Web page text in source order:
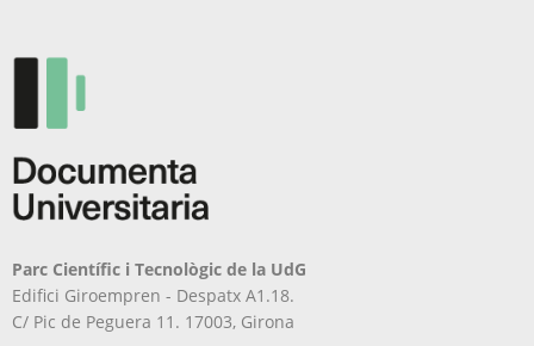
Parc Científic i Tecnològic de la UdG
Edifici Giroempren - Despatx A1.18.
C/ Pic de Peguera 11. 17003, Girona